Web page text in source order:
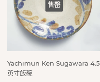
售罄
Yachimun Ken Sugawara 4.5
英寸飯碗